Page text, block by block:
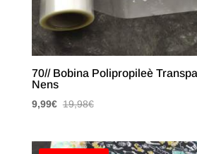
70// Bobina Polipropileè
Nens
9,99€ 19,98€